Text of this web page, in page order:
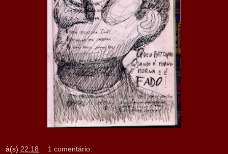
à(s) 22:18 1 comentário: